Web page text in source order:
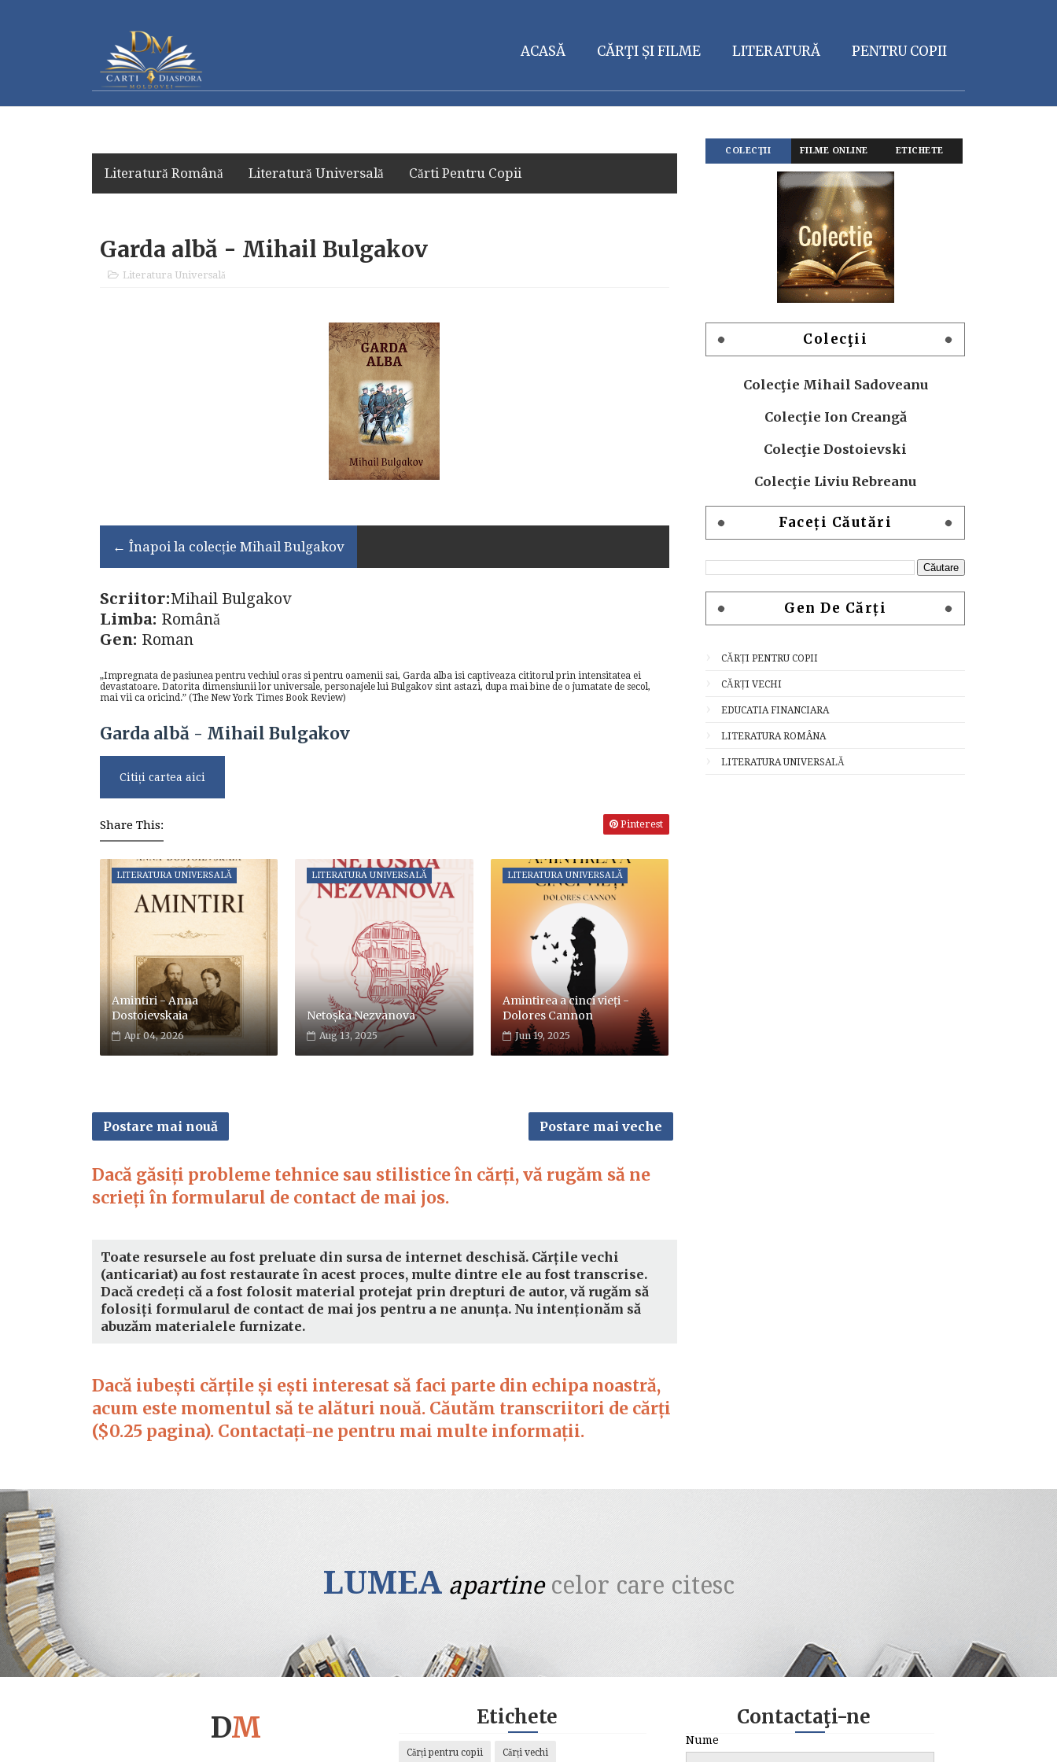
ACASĂ CĂRŢI ȘI FILME LITERATURĂ PENTRU COPII
Literatură Română Literatură Universală Cărti Pentru Copii
Garda albă - Mihail Bulgakov
Literatura Universală
← Înapoi la colecție Mihail Bulgakov
Scriitor:Mihail Bulgakov
Limba: Română
Gen: Roman
„Impregnata de pasiunea pentru vechiul oras si pentru oamenii sai, Garda alba isi captiveaza cititorul prin intensitatea ei
devastatoare. Datorita dimensiunii lor universale, personajele lui Bulgakov sint astazi, dupa mai bine de o jumatate de secol,
mai vii ca oricind.” (The New York Times Book Review)
Garda albă - Mihail Bulgakov
Citiți cartea aici
Share This: Pinterest
LITERATURA UNIVERSALĂ
Amintiri - Anna
Dostoievskaia
Apr 04, 2026
LITERATURA UNIVERSALĂ
Netoșka Nezvanova
Aug 13, 2025
LITERATURA UNIVERSALĂ
Amintirea a cinci vieți -
Dolores Cannon
Jun 19, 2025
Postare mai nouă Postare mai veche
Dacă găsiți probleme tehnice sau stilistice în cărți, vă rugăm să ne
scrieți în formularul de contact de mai jos.
Toate resursele au fost preluate din sursa de internet deschisă. Cărțile vechi
(anticariat) au fost restaurate în acest proces, multe dintre ele au fost transcrise.
Dacă credeți că a fost folosit material protejat prin drepturi de autor, vă rugăm să
folosiți formularul de contact de mai jos pentru a ne anunța. Nu intenționăm să
abuzăm materialele furnizate.
Dacă iubești cărțile și ești interesat să faci parte din echipa noastră,
acum este momentul să te alături nouă. Căutăm transcriitori de cărți
($0.25 pagina). Contactați-ne pentru mai multe informații.
COLECŢII FILME ONLINE ETICHETE
Colecţii
Colecţie Mihail Sadoveanu
Colecţie Ion Creangă
Colecţie Dostoievski
Colecţie Liviu Rebreanu
Faceți Căutări
Gen De Cărți
CĂRȚI PENTRU COPII
CĂRȚI VECHI
EDUCATIA FINANCIARA
LITERATURA ROMÂNA
LITERATURA UNIVERSALĂ
LUMEA apartine celor care citesc
DM Etichete
Cărți pentru copii Cărți vechi
Contactaţi-ne
Nume